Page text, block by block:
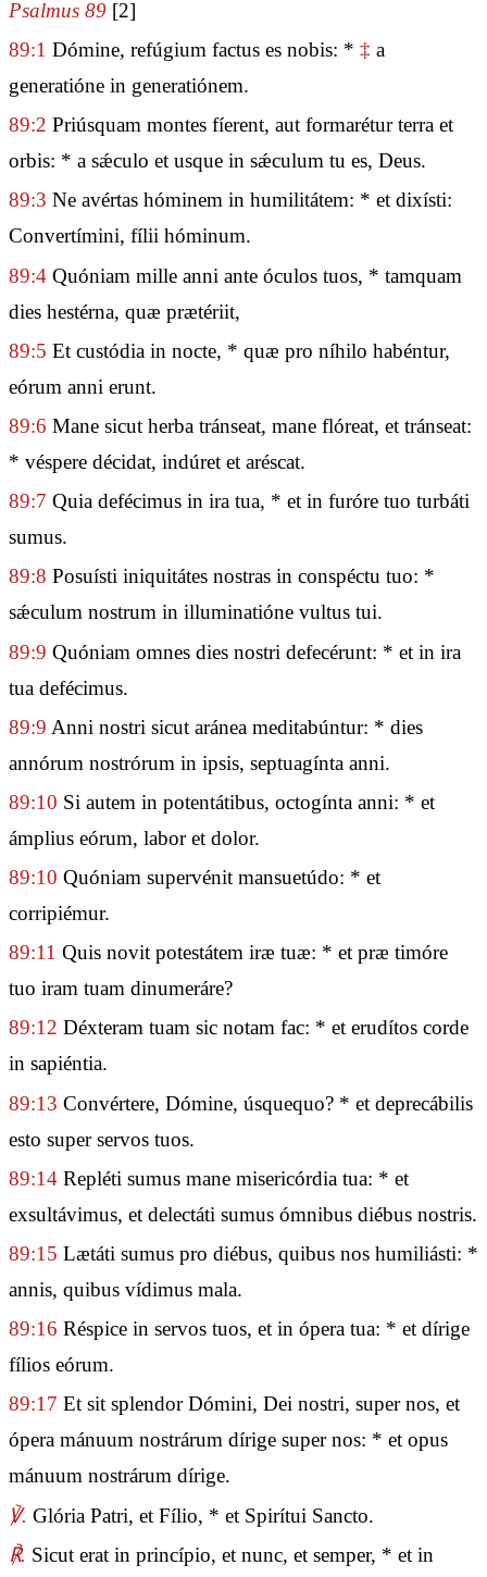
Psalmus 89 [2]
89:1 Dómine, refúgium factus es nobis: * ‡ a
generatióne in generatiónem.
89:2 Priúsquam montes fíerent, aut formarétur terra et
orbis: * a sǽculo et usque in sǽculum tu es, Deus.
89:3 Ne avértas hóminem in humilitátem: * et dixísti:
Convertímini, fílii hóminum.
89:4 Quóniam mille anni ante óculos tuos, * tamquam
dies hestérna, quæ prætériit,
89:5 Et custódia in nocte, * quæ pro níhilo habéntur,
eórum anni erunt.
89:6 Mane sicut herba tránseat, mane flóreat, et tránseat:
* véspere décidat, indúret et aréscat.
89:7 Quia defécimus in ira tua, * et in furóre tuo turbáti
sumus.
89:8 Posuísti iniquitátes nostras in conspéctu tuo: *
sǽculum nostrum in illuminatióne vultus tui.
89:9 Quóniam omnes dies nostri defecérunt: * et in ira
tua defécimus.
89:9 Anni nostri sicut aránea meditabúntur: * dies
annórum nostrórum in ipsis, septuagínta anni.
89:10 Si autem in potentátibus, octogínta anni: * et
ámplius eórum, labor et dolor.
89:10 Quóniam supervénit mansuetúdo: * et
corripiémur.
89:11 Quis novit potestátem iræ tuæ: * et præ timóre
tuo iram tuam dinumeráre?
89:12 Déxteram tuam sic notam fac: * et erudítos corde
in sapiéntia.
89:13 Convértere, Dómine, úsquequo? * et deprecábilis
esto super servos tuos.
89:14 Repléti sumus mane misericórdia tua: * et
exsultávimus, et delectáti sumus ómnibus diébus nostris.
89:15 Lætáti sumus pro diébus, quibus nos humiliásti: *
annis, quibus vídimus mala.
89:16 Réspice in servos tuos, et in ópera tua: * et dírige
fílios eórum.
89:17 Et sit splendor Dómini, Dei nostri, super nos, et
ópera mánuum nostrárum dírige super nos: * et opus
mánuum nostrárum dírige.
℣. Glória Patri, et Fílio, * et Spirítui Sancto.
℟. Sicut erat in princípio, et nunc, et semper, * et in